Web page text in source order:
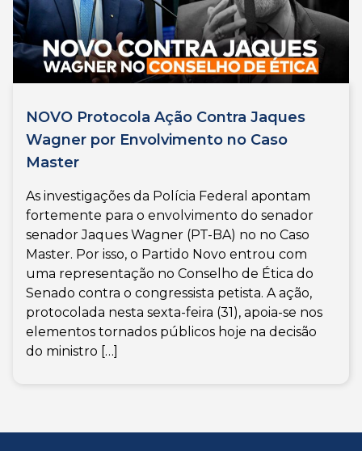
NOVO Protocola Ação Contra Jaques
Wagner por Envolvimento no Caso
Master
As investigações da Polícia Federal apontam
fortemente para o envolvimento do senador
senador Jaques Wagner (PT-BA) no no Caso
Master. Por isso, o Partido Novo entrou com
uma representação no Conselho de Ética do
Senado contra o congressista petista. A ação,
protocolada nesta sexta-feira (31), apoia-se nos
elementos tornados públicos hoje na decisão
do ministro […]